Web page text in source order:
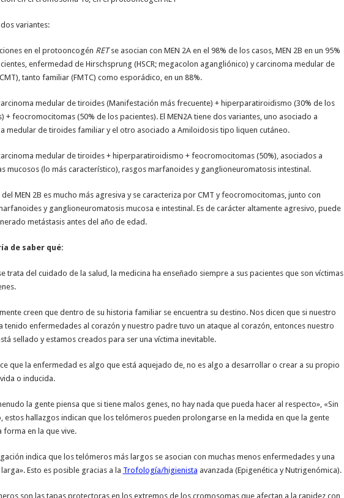
variantes:
en el protooncogén RETse asocian con MEN 2A en el 98% de los casos, MEN 2B en un 95%
enfermedad de Hirschsprung (HSCR; megacolon agangliónico) y carcinoma medular de
tanto familiar (FMTC) como esporádico, en un 88%.
medular de tiroides (Manifestación más frecuente) + hiperparatiroidismo (30% de los
+ feocromocitomas (50% de los pacientes). El MEN2A tiene dos variantes, uno asociado a
medular de tiroides familiar y el otro asociado a Amiloidosis tipo liquen cutáneo.
medular de tiroides + hiperparatiroidismo + feocromocitomas (50%), asociados a
mucosos (lo más característico), rasgos marfanoides y ganglioneuromatosis intestinal.
MEN 2B es mucho más agresiva y se caracteriza por CMT y feocromocitomas, junto con
y ganglioneuromatosis mucosa e intestinal. Es de carácter altamente agresivo, puede
metástasis antes del año de edad.
de saber qué:
trata del cuidado de la salud, la medicina ha enseñado siempre a sus pacientes que son víctimas
creen que dentro de su historia familiar se encuentra su destino. Nos dicen que si nuestro
tenido enfermedades al corazón y nuestro padre tuvo un ataque al corazón, entonces nuestro
sellado y estamos creados para ser una víctima inevitable.
que la enfermedad es algo que está aquejado de, no es algo a desarrollar o crear a su propio
o inducida.
la gente piensa que si tiene malos genes, no hay nada que pueda hacer al respecto», «Sin
estos hallazgos indican que los telómeros pueden prolongarse en la medida en que la gente
forma en la que vive.
indica que los telómeros más largos se asocian con muchas menos enfermedades y una
Esto es posible gracias a la Trofología/higienista avanzada (Epigenética y Nutrigenómica).
son las tapas protectoras en los extremos de los cromosomas que afectan a la rapidez con